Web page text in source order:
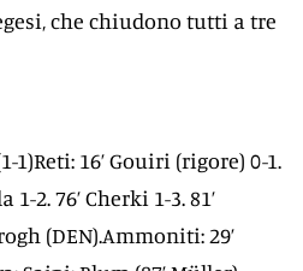
che chiudono tutti a tre
1)Reti: 16’ Gouiri (rigore) 0-1.
1-2. 76’ Cherki 1-3. 81’
(DEN).Ammoniti: 29’